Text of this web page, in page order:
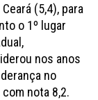
(5,4), para
o 1º lugar
nos anos
no
nota 8,2.